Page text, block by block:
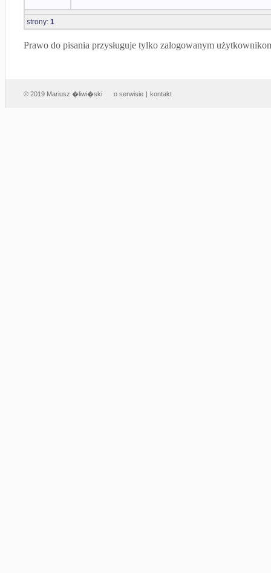
strony: 1
Prawo do pisania przysługuje tylko zalogowanym
© 2019 Mariusz �liwi�ski o serwisie | kontakt